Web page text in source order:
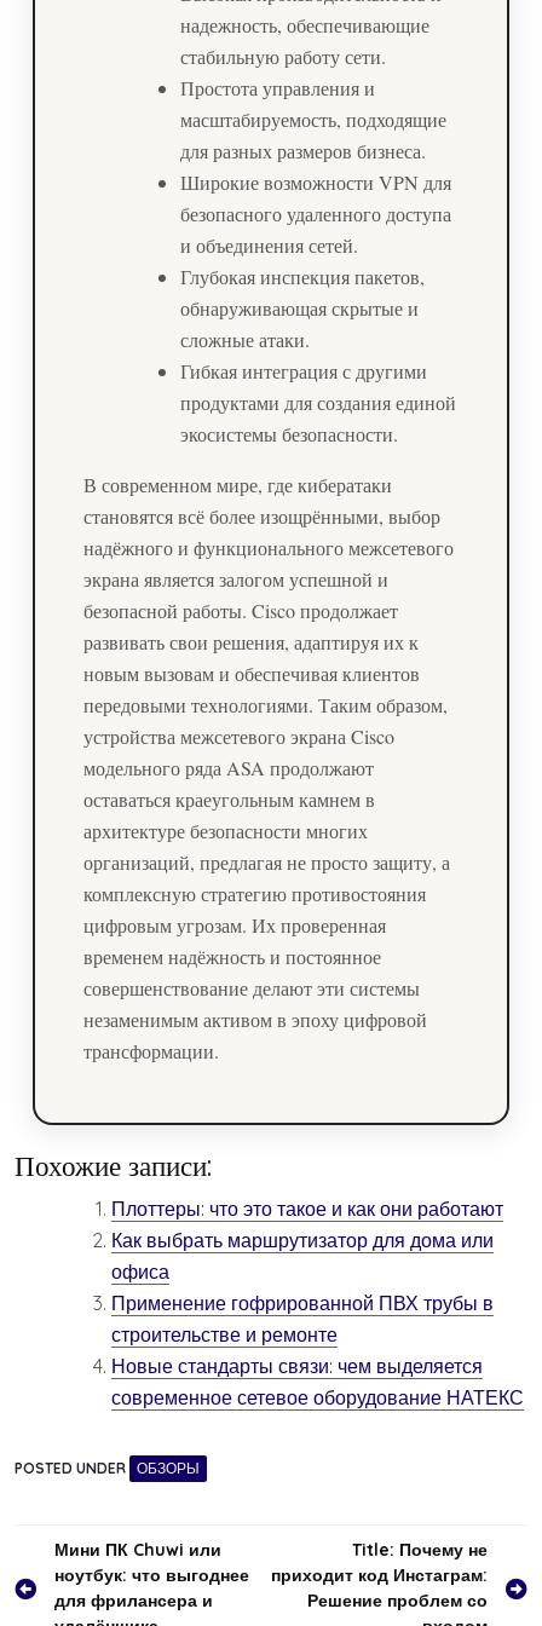
надежность, обеспечивающие
стабильную работу сети.
Простота управления и
масштабируемость, подходящие
для разных размеров бизнеса.
Широкие возможности VPN для
безопасного удаленного доступа
и объединения сетей.
Глубокая инспекция пакетов,
обнаруживающая скрытые и
сложные атаки.
Гибкая интеграция с другими
продуктами для создания единой
экосистемы безопасности.
В современном мире, где кибератаки
становятся всё более изощрёнными, выбор
надёжного и функционального межсетевого
экрана является залогом успешной и
безопасной работы. Cisco продолжает
развивать свои решения, адаптируя их к
новым вызовам и обеспечивая клиентов
передовыми технологиями. Таким образом,
устройства межсетевого экрана Cisco
модельного ряда ASA продолжают
оставаться краеугольным камнем в
архитектуре безопасности многих
организаций, предлагая не просто защиту, а
комплексную стратегию противостояния
цифровым угрозам. Их проверенная
временем надёжность и постоянное
совершенствование делают эти системы
незаменимым активом в эпоху цифровой
трансформации.
Похожие записи:
Плоттеры: что это такое и как они работают
Как выбрать маршрутизатор для дома или
офиса
Применение гофрированной ПВХ трубы в
строительстве и ремонте
Новые стандарты связи: чем выделяется
современное сетевое оборудование НАТЕКС
POSTED UNDER ОБЗОРЫ
Навигация
по
Мини ПК Chuwi или
ноутбук: что выгоднее
для фрилансера и
Title: Почему не
приходит код Инстаграм:
Решение проблем со